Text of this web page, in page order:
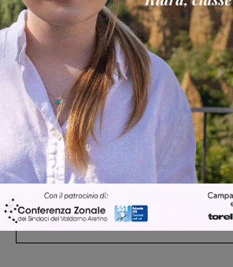
Figline Incisa Valdarno 1 Agosto 2026
Piscina di Figline finanziata
Pnrr, il gruppo di Fratelli
ringraziamento al Governo”
Cronaca 4 Agosto 2026
Un anno fa la strage in A1 in
Gianni, Giulia e Franco. Lo
processo, lo stop ai sorpassi fra
Cronaca 3 Agosto 2026
Scomparso da una struttura di
Fiorentino l’uomo che aveva
Levane nel 2020